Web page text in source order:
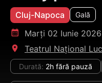
Cluj-Napoca Gală
󰸗 Marți 02 Iunie 2026
󰍎 Teatrul Național
Durată: 2h fără pauză